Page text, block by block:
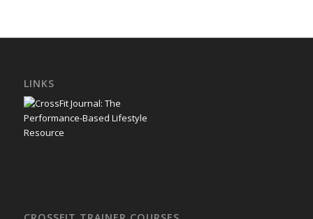
LINKS